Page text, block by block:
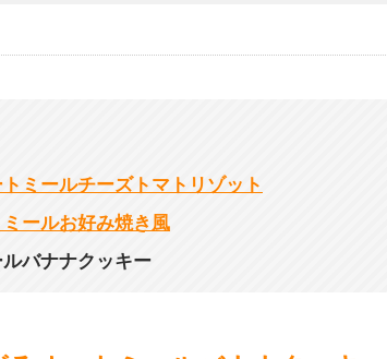
ミールチーズトマトリゾット
ールお好み焼き風
バナナクッキー